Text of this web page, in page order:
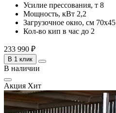
Усилие прессования, т 8
Мощность, кВт 2,2
Загрузочное окно, см 70х45
Кол-во кип в час до 2
233 990 ₽
В 1 клик
В наличии
Акция Хит